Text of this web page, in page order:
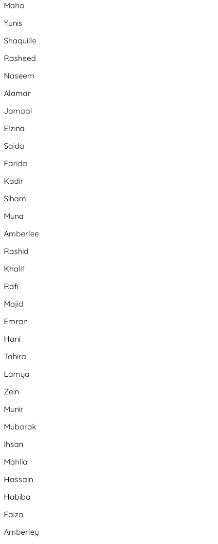
Maha
Yunis
Shaquille
Rasheed
Naseem
Alamar
Jamaal
Elzina
Saida
Farida
Kadir
Siham
Muna
Amberlee
Rashid
Khalif
Rafi
Majid
Emran
Hani
Tahira
Lamya
Zein
Munir
Mubarak
Ihsan
Mahlia
Hassain
Habiba
Faiza
Amberley